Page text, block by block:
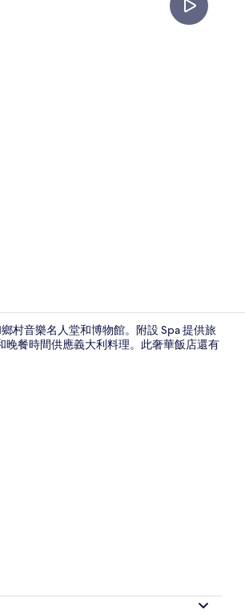
村音樂名人堂和博物館。附設 Spa 提供旅
餐時間供應義大利料理。此奢華飯店還有